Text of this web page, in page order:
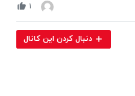
۱
دنبال کردن این کانال